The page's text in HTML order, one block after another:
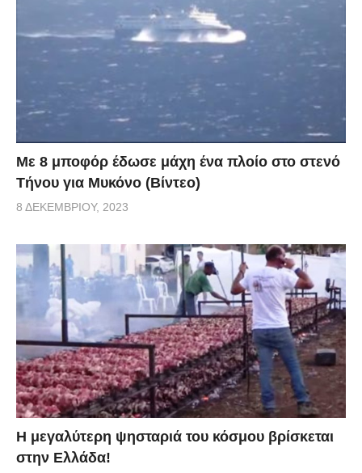
Με 8 μποφόρ έδωσε μάχη ένα πλοίο στο στενό
Τήνου για Μυκόνο (Βίντεο)
8 ΔΕΚΕΜΒΡΊΟΥ, 2023
Η μεγαλύτερη ψησταριά του κόσμου βρίσκεται
στην Ελλάδα!